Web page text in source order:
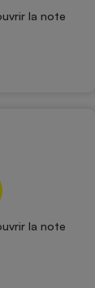
la note
la note